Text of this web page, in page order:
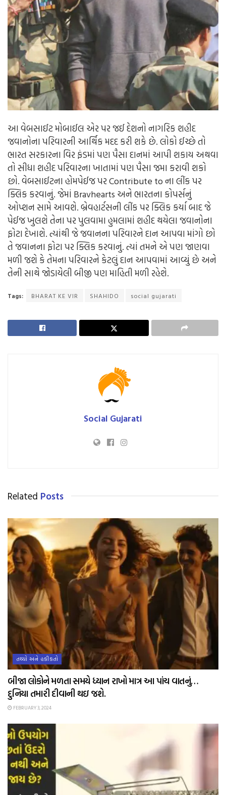
આ વેબસાઈટ મોબાઈલ એર પર જઈ દેશનો નાગરિક શહીદ
જવાનોના પરિવારની આર્થિક મદદ કરી શકે છે. લોકો ઈચ્છે તો
ભારત સરકારના વિર ફંડમાં પણ પૈસા દાનમાં આપી શકાય અથવા
તો સીધા શહીદ પરિવારના ખાતામાં પણ પૈસા જમા કરાવી શકો
છો. વેબસાઈટના હોમપેઈજ પર Contribute to ના લીંક પર
ક્લિક કરવાનું. જેમાં Bravhearts અને ભારતના કોપર્સનું
ઓપ્શન સામે આવશે. બ્રેવહાર્ટસની લીંક પર ક્લિક કર્યા બાદ જે
પેઈજ ખુલશે તેના પર પુલવામા હુમલામાં શહીદ થયેલા જવાનોના
ફોટા દેખાશે. ત્યાંથી જે જવાનના પરિવારને દાન આપવા માંગો છો
તે જવાનના ફોટા પર ક્લિક કરવાનું. ત્યાં તમને એ પણ જાણવા
મળી જશે કે તેમના પરિવારને કેટલું દાન આપવામાં આવ્યું છે અને
તેની સાથે જોડાયેલી બીજી પણ માહિતી મળી રહેશે.
Tags: BHARAT KE VIR SHAHIDO social gujarati
Social Gujarati
Related Posts
તથ્યો અને હકીકતો
બીજા લોકોને મળતા સમયે ધ્યાન રાખો માત્ર આ પાંચ વાતનું…
દુનિયા તમારી દીવાની થઇ જશે.
FEBRUARY 3, 2024